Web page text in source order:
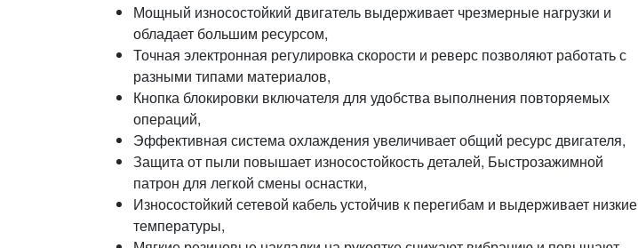
Мощный износостойкий двигатель выдерживает чрезмерные нагрузки и
обладает большим ресурсом,
Точная электронная регулировка скорости и реверс позволяют работать с
разными типами материалов,
Кнопка блокировки включателя для удобства выполнения повторяемых
операций,
Эффективная система охлаждения увеличивает общий ресурс двигателя,
Защита от пыли повышает износостойкость деталей, Быстрозажимной
патрон для легкой смены оснастки,
Износостойкий сетевой кабель устойчив к перегибам и выдерживает низкие
температуры,